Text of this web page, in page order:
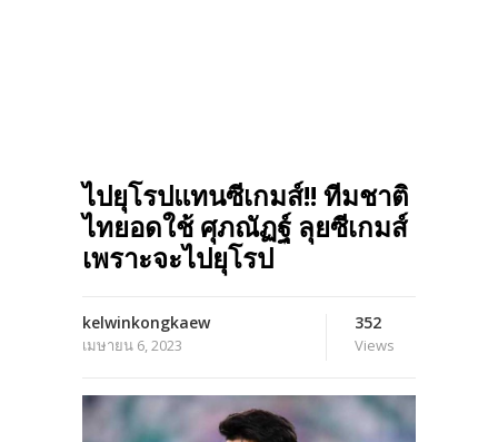
ไปยุโรปแทนซีเกมส์!! ทีมชาติ
ไทยอดใช้ ศุภณัฏฐ์ ลุยซีเกมส์
เพราะจะไปยุโรป
kelwinkongkaew
เมษายน 6, 2023
352
Views